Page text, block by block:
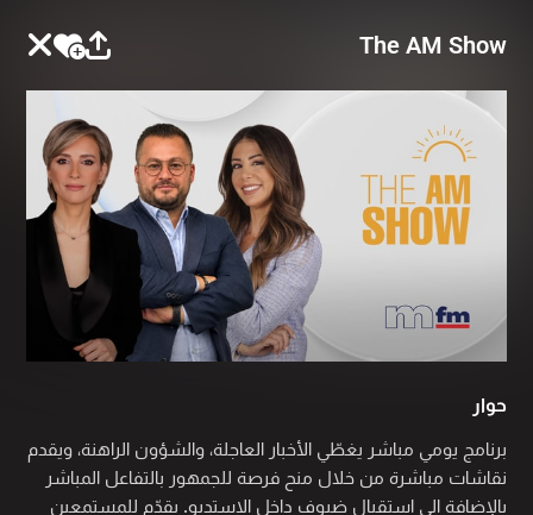
The AM Show
حوار
برنامج يومي مباشر يغطّي الأخبار العاجلة، والشؤون الراهنة، ويقدم
نقاشات مباشرة من خلال منح فرصة للجمهور بالتفاعل المباشر
بالإضافة الى استقبال ضيوف داخل الاستديو. يقدّم للمستمعين